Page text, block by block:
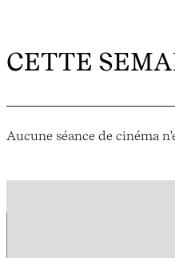
CETTE
Aucune séance de cinéma